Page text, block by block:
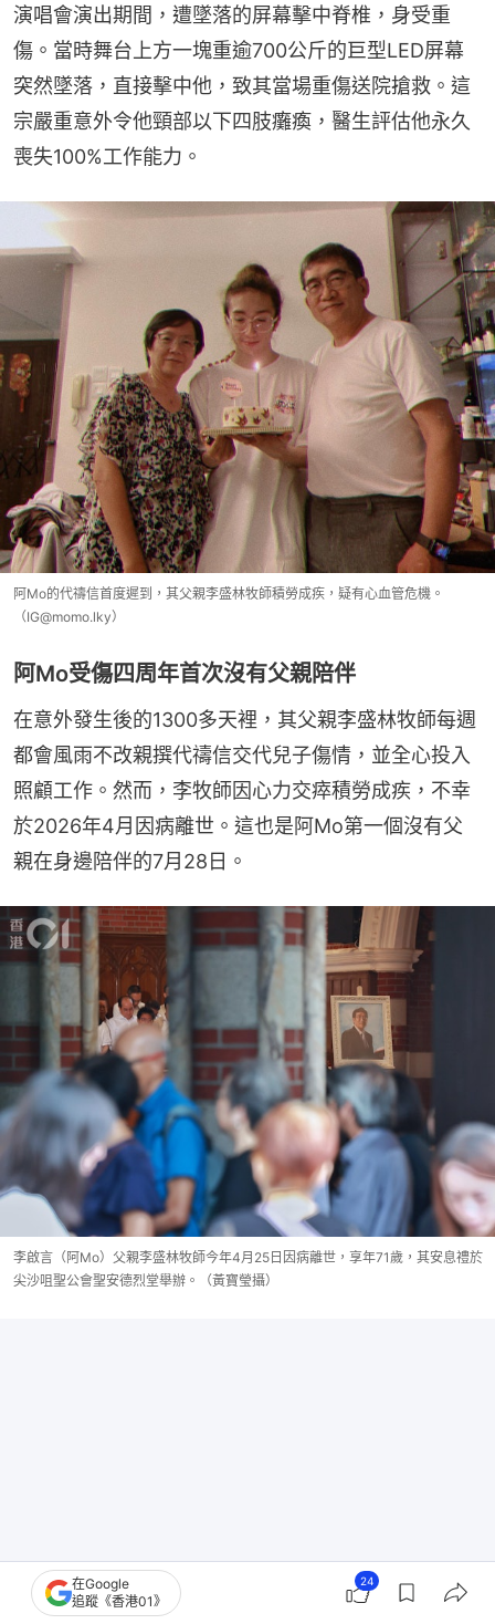
演唱會演出期間，遭墜落的屏幕擊中脊椎，身受重
傷。當時舞台上方一塊重逾700公斤的巨型LED屏幕
突然墜落，直接擊中他，致其當場重傷送院搶救。這
宗嚴重意外令他頸部以下四肢癱瘓，醫生評估他永久
喪失100%工作能力。
阿Mo的代禱信首度遲到，其父親李盛林牧師積勞成疾，疑有心血管危機。
（IG@momo.lky）
阿Mo受傷四周年首次沒有父親陪伴
在意外發生後的1300多天裡，其父親李盛林牧師每週
都會風雨不改親撰代禱信交代兒子傷情，並全心投入
照顧工作。然而，李牧師因心力交瘁積勞成疾，不幸
於2026年4月因病離世。這也是阿Mo第一個沒有父
親在身邊陪伴的7月28日。
李啟言（阿Mo）父親李盛林牧師今年4月25日因病離世，享年71歲，其安息禮於
尖沙咀聖公會聖安德烈堂舉辦。（黃寶瑩攝）
在Google
追蹤《香港01》
24